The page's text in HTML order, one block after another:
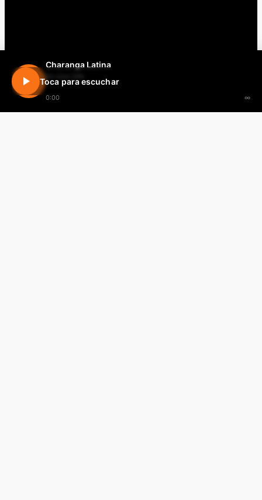
Charanga Latina
En vivo 24h
0:00 ∞
Toca para escuchar